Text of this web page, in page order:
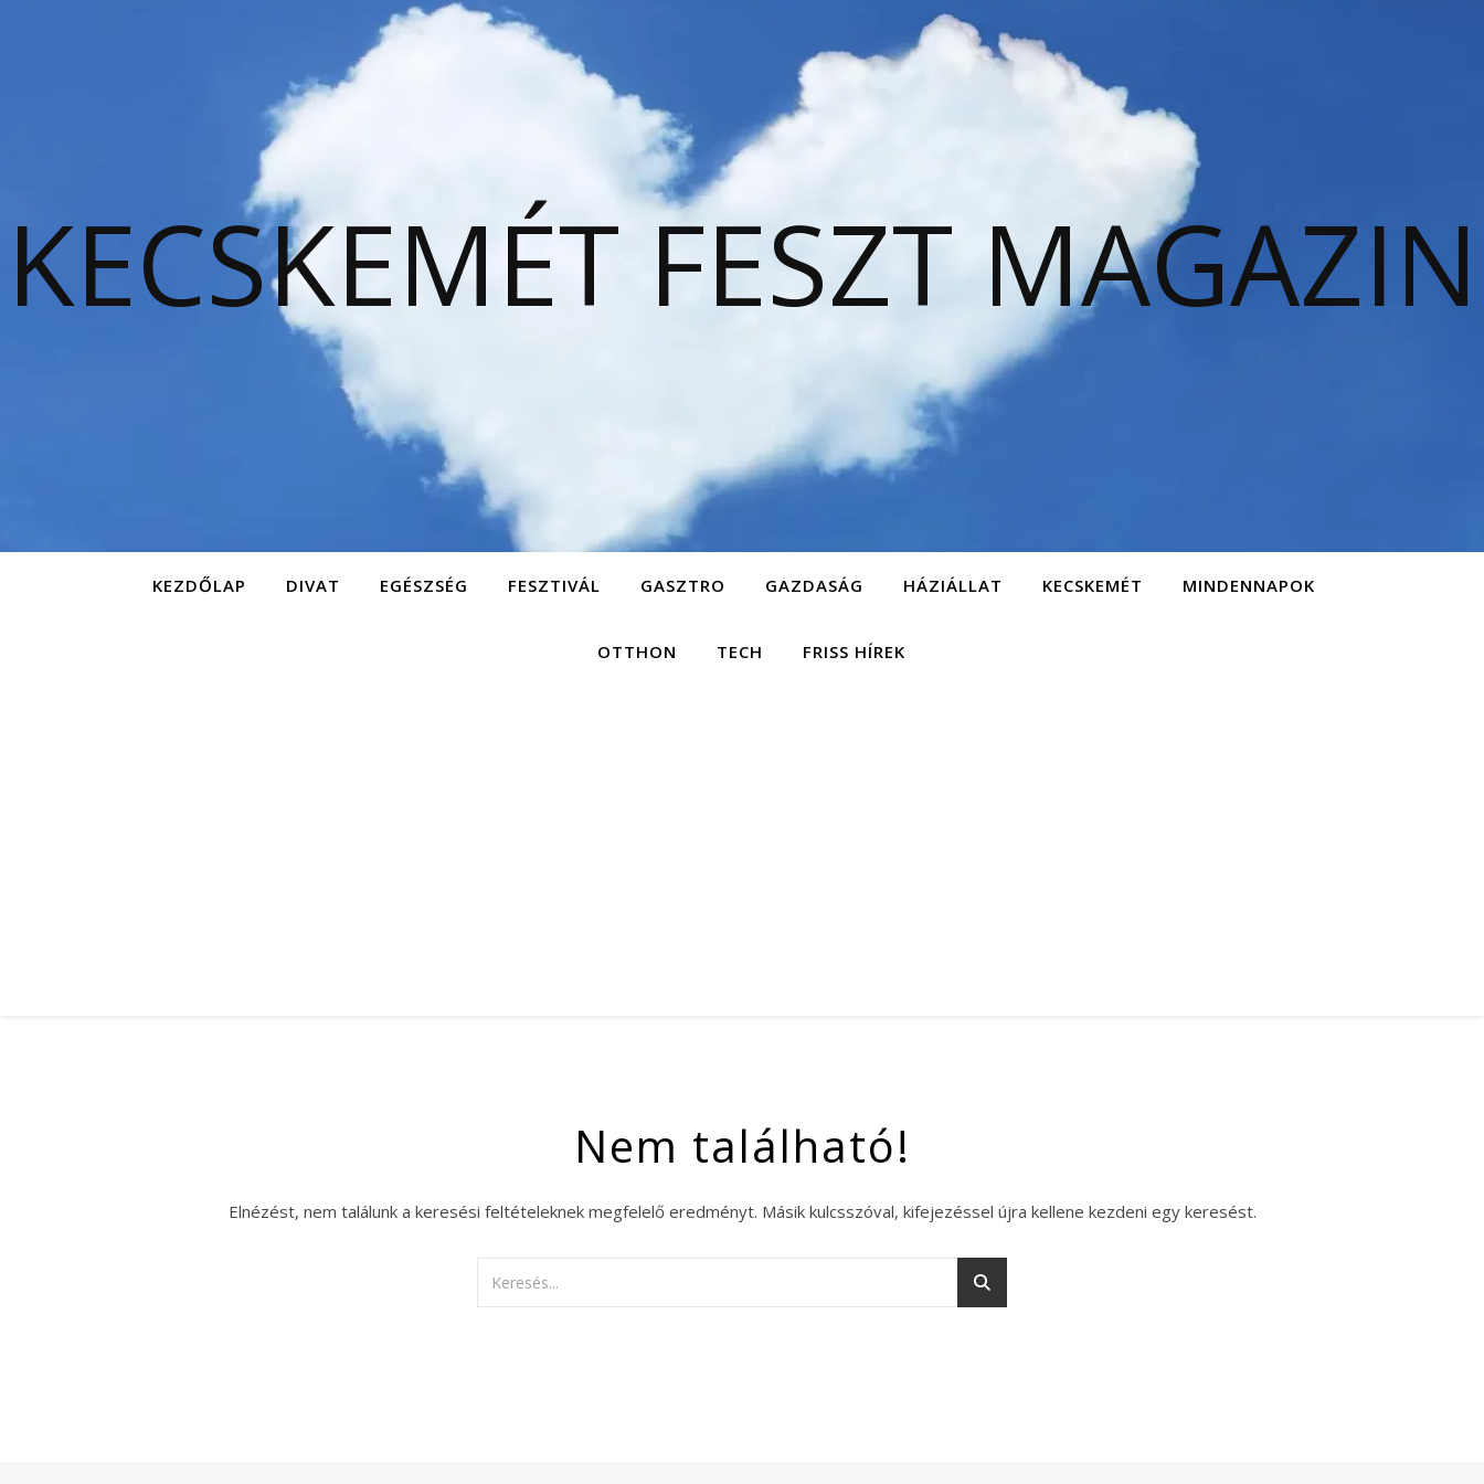
KECSKEMÉT FESZT MAGAZIN
KEZDŐLAP DIVAT EGÉSZSÉG FESZTIVÁL GASZTRO GAZDASÁG HÁZIÁLLAT KECSKEMÉT MINDENNAPOK
OTTHON TECH FRISS HÍREK
Nem található!
Elnézést, nem találunk a keresési feltételeknek megfelelő eredményt. Másik kulcsszóval, kifejezéssel újra kellene kezdeni egy keresést.